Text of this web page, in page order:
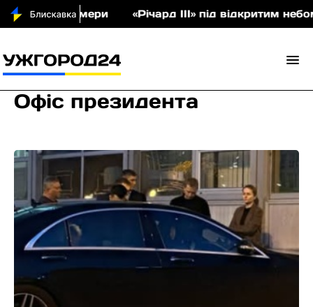
«Річард ІІІ» під відкритим небом: у
Офіс президента